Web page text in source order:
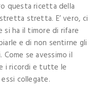
questa ricetta della
stretta. E’ vero, ci
si ha il timore di rifare
e di non sentirne gli
se avessimo il
i ricordi e tutte le
collegate.